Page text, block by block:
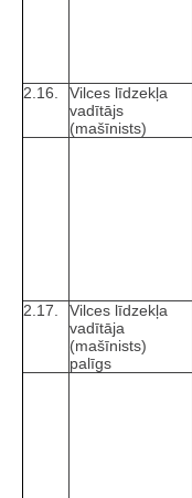
2.16.
Vilces līdzekļa
vadītājs
(mašīnists)
2.17.
Vilces līdzekļa
vadītāja
(mašīnists)
palīgs